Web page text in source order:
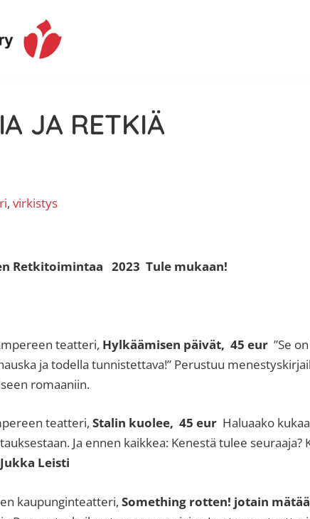
JA RETKIÄ
, virkistys
Retkitoimintaa 2023 Tule mukaan!
teatteri, Hylkäämisen päivät, 45 eur ”Se
ja todella tunnistettava!” Perustuu
romaaniin.
teatteri, Stalin kuolee, 45 eur Haluaako
Ja ennen kaikkea: Kenestä tulee seuraaja?
Leisti
kaupunginteatteri, Something rotten! jotain